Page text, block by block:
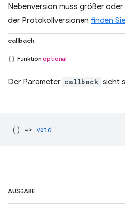
Nebenversion muss größer oder
der Protokollversionen finden
callback
Funktion optional
Der Parameter callback sieht
() => void
AUSGABE